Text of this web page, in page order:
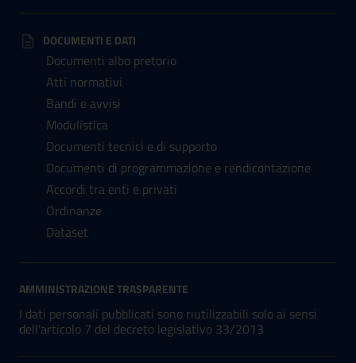
DOCUMENTI E DATI
Documenti albo pretorio
Atti normativi
Bandi e avvisi
Modulistica
Documenti tecnici e di supporto
Documenti di programmazione e rendicontazione
Accordi tra enti e privati
Ordinanze
Dataset
AMMINISTRAZIONE TRASPARENTE
I dati personali pubblicati sono riutilizzabili solo ai sensi
dell'articolo 7 del decreto legislativo 33/2013